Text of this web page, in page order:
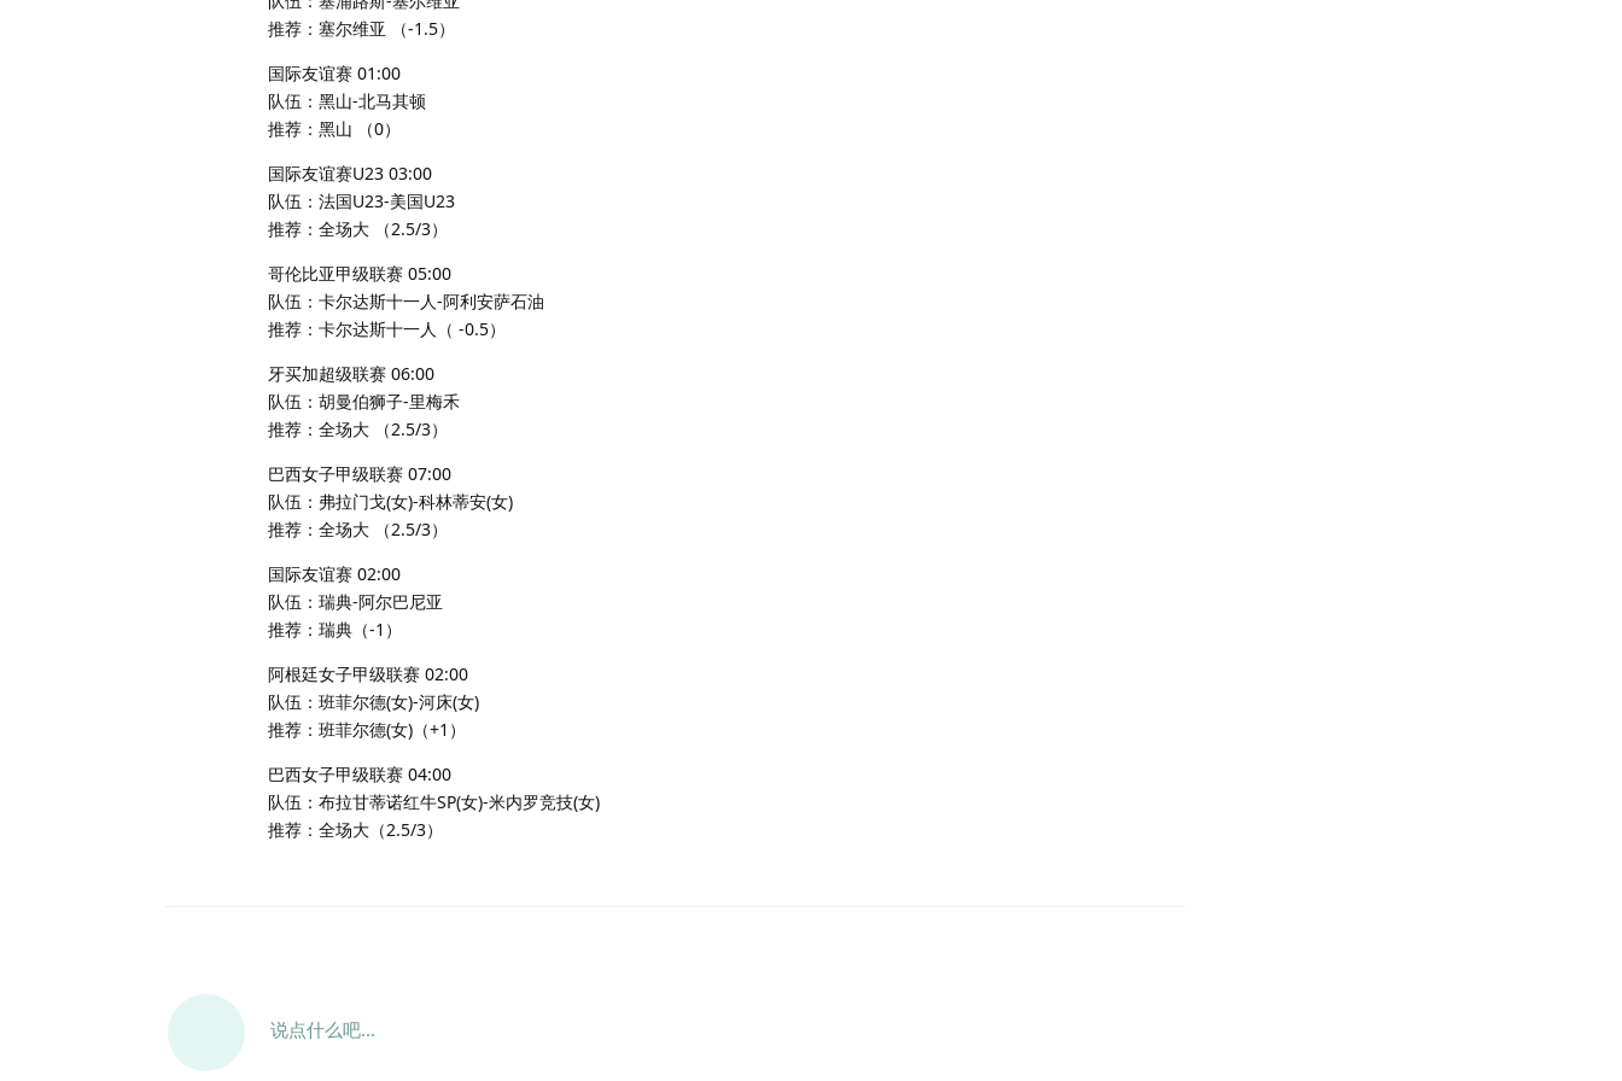
推荐：塞尔维亚 （-1.5）
国际友谊赛 01:00
队伍：黑山-北马其顿
推荐：黑山 （0）
国际友谊赛U23 03:00
队伍：法国U23-美国U23
推荐：全场大 （2.5/3）
哥伦比亚甲级联赛 05:00
队伍：卡尔达斯十一人-阿利安萨石油
推荐：卡尔达斯十一人（ -0.5）
牙买加超级联赛 06:00
队伍：胡曼伯狮子-里梅禾
推荐：全场大 （2.5/3）
巴西女子甲级联赛 07:00
队伍：弗拉门戈(女)-科林蒂安(女)
推荐：全场大 （2.5/3）
国际友谊赛 02:00
队伍：瑞典-阿尔巴尼亚
推荐：瑞典（-1）
阿根廷女子甲级联赛 02:00
队伍：班菲尔德(女)-河床(女)
推荐：班菲尔德(女)（+1）
巴西女子甲级联赛 04:00
队伍：布拉甘蒂诺红牛SP(女)-米内罗竞技(女)
推荐：全场大（2.5/3）
说点什么吧...